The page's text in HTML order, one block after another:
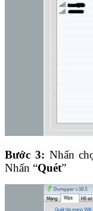
Bước 3: Nhấn
Nhấn “Quét”